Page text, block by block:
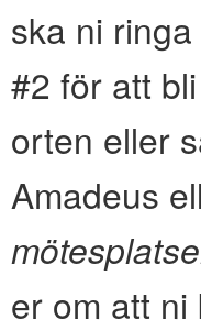
ska ni
#2 för att
orten eller
Amadeus
er om att ni